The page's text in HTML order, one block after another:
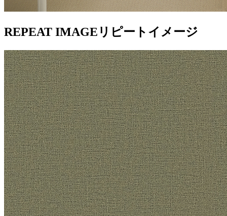
REPEAT IMAGE リピートイメージ